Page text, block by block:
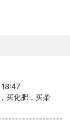
买化肥，买柴